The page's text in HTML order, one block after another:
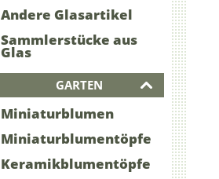
Andere Glasartikel
Sammlerstücke aus
Glas
GARTEN
Miniaturblumen
Miniaturblumentöpfe
Keramikblumentöpfe